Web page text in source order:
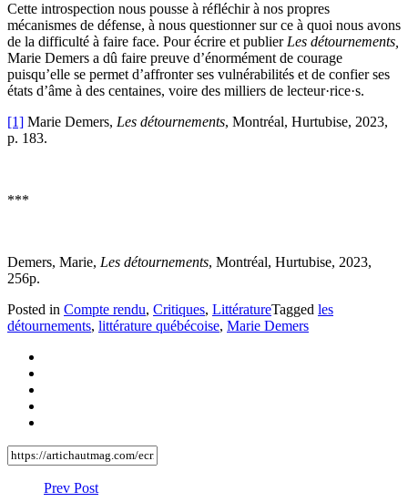
Cette introspection nous pousse à réfléchir à nos propres
mécanismes de défense, à nous questionner sur ce à quoi nous avons
de la difficulté à faire face. Pour écrire et publier Les détournements,
Marie Demers a dû faire preuve d’énormément de courage
puisqu’elle se permet d’affronter ses vulnérabilités et de confier ses
états d’âme à des centaines, voire des milliers de lecteur·rice·s.
[1] Marie Demers, Les détournements, Montréal, Hurtubise, 2023,
p. 183.
***
Demers, Marie, Les détournements, Montréal, Hurtubise, 2023,
256p.
Posted in Compte rendu, Critiques, LittératureTagged les
détournements, littérature québécoise, Marie Demers
Prev Post